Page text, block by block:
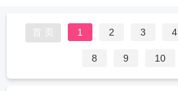
首 页 1 2 3 4
8 9 10